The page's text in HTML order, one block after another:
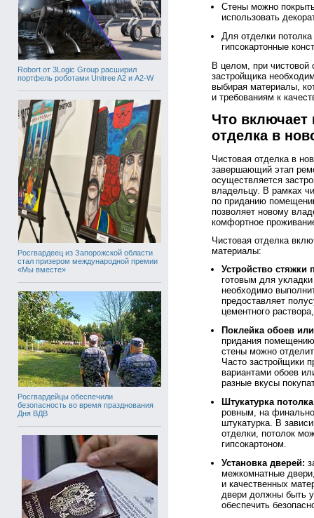
Robort от 3Logic Group расширил
портфель роботами Unitree A2 и A2-W
Росгвардеец из Запорожской области
стал призером международной премии
«Мы вместе»
Росгвардейцы обеспечили
безопасность во время празднования
Дня ВДВ
Стены можно
использовать
Для отделки
гипсокартонные
В целом, при чистовой
застройщика
выбирая материалы,
и требованиям к
Что включает
отделка в
Чистовая отделка в
завершающий этап
осуществляется
владельцу. В рамках
по приданию
позволяет новому
комфортное
Чистовая отделка
материалы:
Устройство стяжки
готовым для
необходимо
предоставляет
цементного
Поклейка обоев
придания помещению
стены можно
Часто застройщики
вариантами обоев
разные вкусы
Штукатурка
ровным, на
штукатурка. В
отделки, потолок
гипсокартоном.
Установка дверей:
межкомнатные
и качественных
двери должны быть
обеспечить